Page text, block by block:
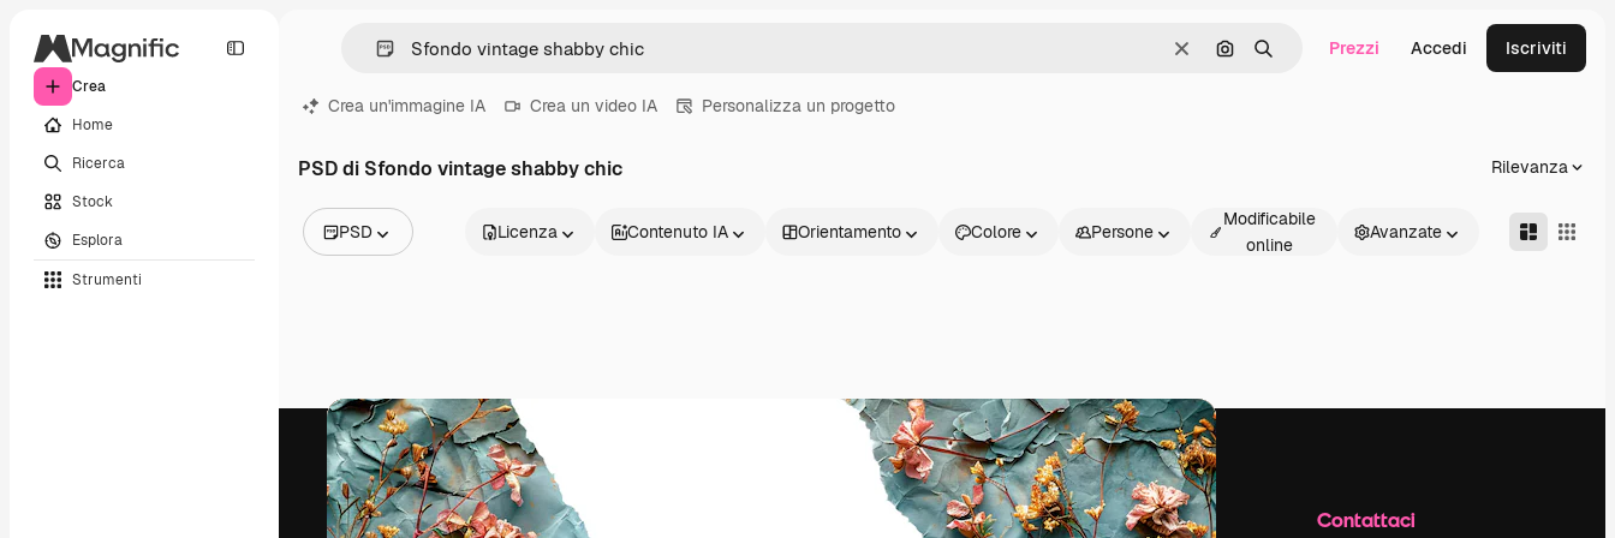
Crea
Home
Ricerca
Stock
Esplora
Strumenti
CancellaCerca per immagine
Ricerca Prezzi Accedi Iscriviti
Crea un'immagine IA Crea un video IA Personalizza un progetto
PSD di Sfondo vintage shabby chic Rilevanza
PSD
Video
Clip video
Motion graphic
Modelli di video
Icone
Modelli 3D
Font
Licenza Contenuto IA Orientamento Colore Persone
Modificabile
online
Avanzate
Inizia Azienda Contattaci